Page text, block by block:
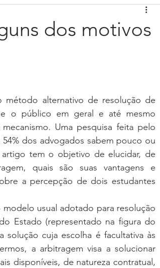
dos motivos
o público em geral e até mesmo
Uma pesquisa feita pelo
dos advogados sabem pouco ou
tem o objetivo de elucidar, de
quais são suas vantagens e
a percepção de dois estudantes
Estado (representado na figura do
solução cuja escolha é facultativa às
a arbitragem visa a solucionar
disponíveis, de natureza contratual,